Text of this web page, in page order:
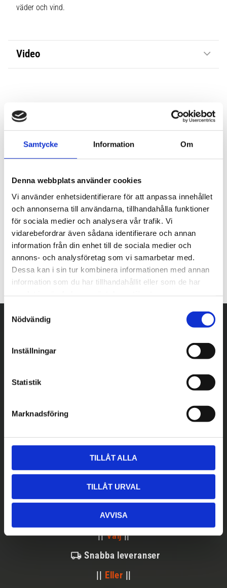
Samtycke Information Om
Denna webbplats använder cookies
Vi använder enhetsidentifierare för att anpassa innehållet
och annonserna till användarna, tillhandahålla funktioner
för sociala medier och analysera vår trafik. Vi
vidarebefordrar även sådana identifierare och annan
information från din enhet till de sociala medier och
annons- och analysföretag som vi samarbetar med.
Dessa kan i sin tur kombinera informationen med annan
information som du har tillhandahållit eller som de har
Nödvändig
Inställningar
Statistik
Marknadsföring
TILLÅT ALLA
TILLÅT URVAL
AVVISA
väder och vind.
Video
Betala säkert
|| Välj ||
Snabba leveranser
|| Eller ||